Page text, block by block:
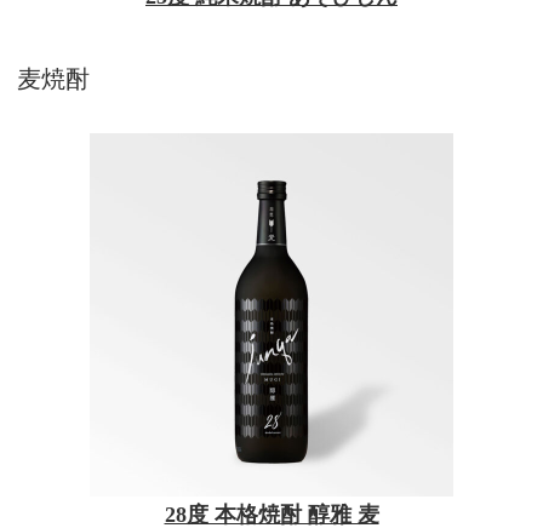
麦焼酎
28度 本格焼酎 醇雅 麦